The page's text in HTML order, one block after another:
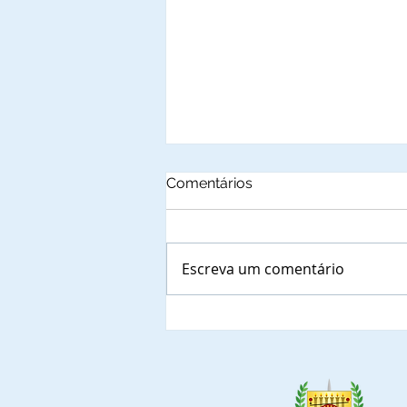
para indicar representante à
Mesa de Autoridades dos
Comentários
Escreva um comentário